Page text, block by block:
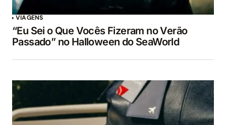
VIAGENS
“Eu Sei o Que Vocês Fizeram no Verão
Passado” no Halloween do SeaWorld